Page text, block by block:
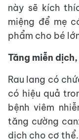
này sẽ kích
miệng để mẹ
phẩm cho bé
Tăng miễn
Rau lang có
có hiệu quả
bệnh viêm
tăng cường
dịch cho cơ thể.